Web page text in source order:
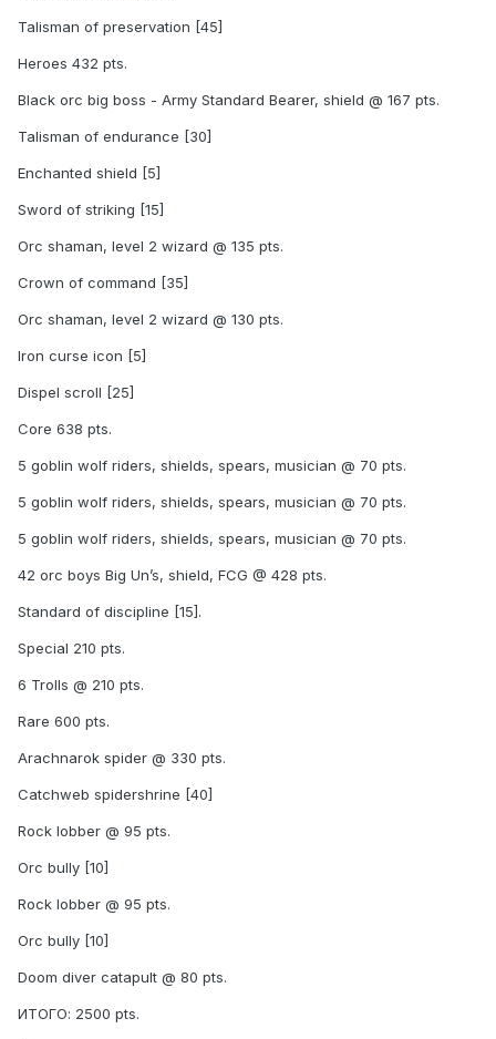
Talisman of preservation [45]
Heroes 432 pts.
Black orc big boss - Army Standard Bearer, shield @ 167 pts.
Talisman of endurance [30]
Enchanted shield [5]
Sword of striking [15]
Orc shaman, level 2 wizard @ 135 pts.
Crown of command [35]
Orc shaman, level 2 wizard @ 130 pts.
Iron curse icon [5]
Dispel scroll [25]
Core 638 pts.
5 goblin wolf riders, shields, spears, musician @ 70 pts.
5 goblin wolf riders, shields, spears, musician @ 70 pts.
5 goblin wolf riders, shields, spears, musician @ 70 pts.
42 orc boys Big Un’s, shield, FCG @ 428 pts.
Standard of discipline [15].
Special 210 pts.
6 Trolls @ 210 pts.
Rare 600 pts.
Arachnarok spider @ 330 pts.
Catchweb spidershrine [40]
Rock lobber @ 95 pts.
Orc bully [10]
Rock lobber @ 95 pts.
Orc bully [10]
Doom diver catapult @ 80 pts.
ИТОГО: 2500 pts.